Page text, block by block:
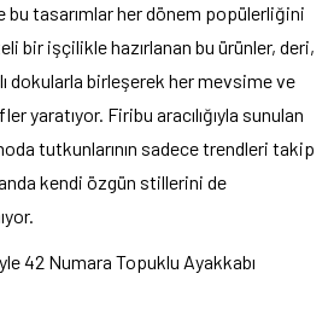
bu tasarımlar her dönem popülerliğini
bir işçilikle hazırlanan bu ürünler, deri,
dokularla birleşerek her mevsime ve
yaratıyor. Firibu aracılığıyla sunulan
tutkunlarının sadece trendleri takip
kendi özgün stillerini de
42 Numara Topuklu Ayakkabı